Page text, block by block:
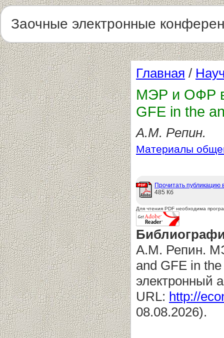
Заочные электронные
Главная /
МЭР и ОФР в
GFE in the
А.М. Репин.
Материалы
Прочитать публикацию
485 Кб
Для чтения PDF необходима
А.М. Репин.
and GFE in
электронный
URL: http://
08.08.2026).